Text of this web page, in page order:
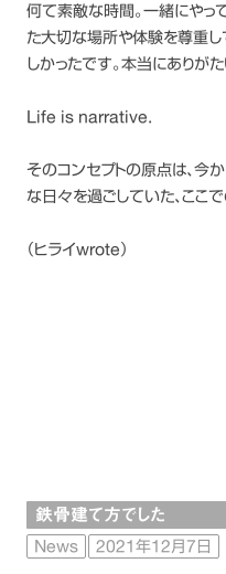
何て素敵な時間。一緒にやっ
た大切な場所や体験を尊重し
しかったです。本当にありが
Life is narrative.
そのコンセプトの原点は、今
な日々を過ごしていた、ここ
（ヒライwrote）
鉄骨建て方でした
News
2021年12月7日